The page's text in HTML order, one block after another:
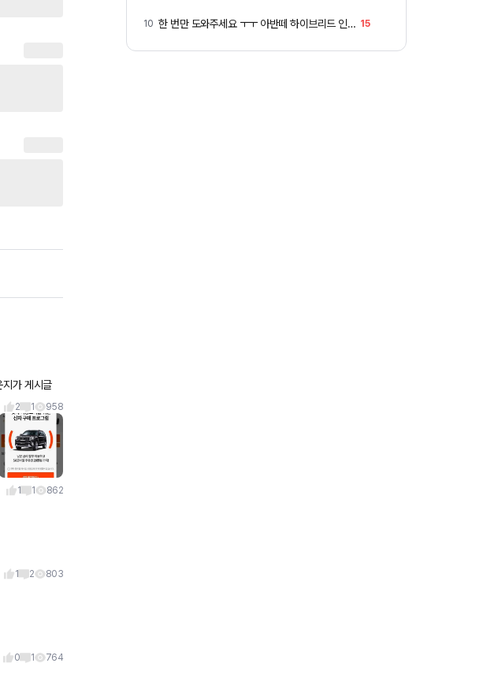
2 1 958
1 1 862
1 2 803
0 1 764
10 한 번만 도와주세요 ㅜㅜ 아반떼 하이브리드 인스 vs 폭스바겐 골프 15